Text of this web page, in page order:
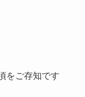
をご存知です